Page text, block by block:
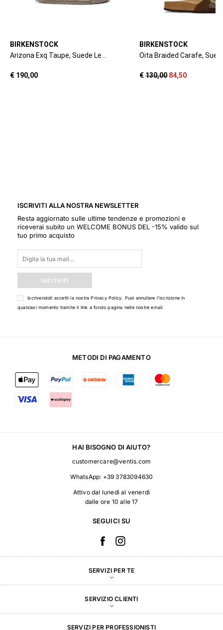
ISCRIVITI ALLA NOSTRA NEWSLETTER
Resta aggiornato sulle ultime tendenze e promozioni e
riceverai subito un WELCOME BONUS DEL -15% valido sul
tuo primo acquisto
Iscriviti
Iscrivendoti accetti la nostraPrivacy Policy . Puoi annullare l'iscrizione in
qualsiasi momento tramite il link a fondo pagina nelle nostre email.
METODI DI PAGAMENTO
HAI BISOGNO DI AIUTO?
customercare@ventis.com
WhatsApp: +39 3783094630
Attivo dal lunedì al venerdì
dalle ore 10 alle 17
SEGUICI SU
SERVIZI PER TE
SERVIZIO CLIENTI
SERVIZI PER PROFESSIONISTI